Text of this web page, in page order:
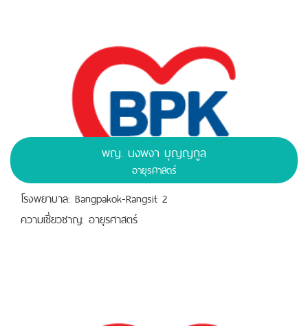
พญ. นงพงา บุญญกูล
อายุรศาสตร์
โรงพยาบาล: Bangpakok-Rangsit 2
ความเชี่ยวชาญ: อายุรศาสตร์